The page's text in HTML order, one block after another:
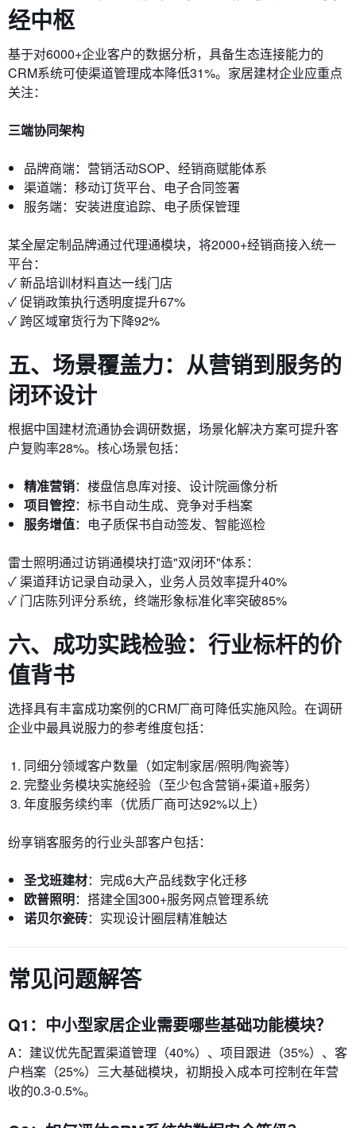
经中枢
基于对6000+企业客户的数据分析，具备生态连接能力的
CRM系统可使渠道管理成本降低31%。家居建材企业应重点
关注：
三端协同架构
品牌商端：营销活动SOP、经销商赋能体系
渠道端：移动订货平台、电子合同签署
服务端：安装进度追踪、电子质保管理
某全屋定制品牌通过代理通模块，将2000+经销商接入统一
平台：
✓ 新品培训材料直达一线门店
✓ 促销政策执行透明度提升67%
✓ 跨区域窜货行为下降92%
五、场景覆盖力：从营销到服务的
闭环设计
根据中国建材流通协会调研数据，场景化解决方案可提升客
户复购率28%。核心场景包括：
精准营销：楼盘信息库对接、设计院画像分析
项目管控：标书自动生成、竞争对手档案
服务增值：电子质保书自动签发、智能巡检
雷士照明通过访销通模块打造"双闭环"体系：
✓ 渠道拜访记录自动录入，业务人员效率提升40%
✓ 门店陈列评分系统，终端形象标准化率突破85%
六、成功实践检验：行业标杆的价
值背书
选择具有丰富成功案例的CRM厂商可降低实施风险。在调研
企业中最具说服力的参考维度包括：
同细分领域客户数量（如定制家居/照明/陶瓷等）
完整业务模块实施经验（至少包含营销+渠道+服务）
年度服务续约率（优质厂商可达92%以上）
纷享销客服务的行业头部客户包括：
圣戈班建材：完成6大产品线数字化迁移
欧普照明：搭建全国300+服务网点管理系统
诺贝尔瓷砖：实现设计圈层精准触达
常见问题解答
Q1：中小型家居企业需要哪些基础功能模块？
A：建议优先配置渠道管理（40%）、项目跟进（35%）、客
户档案（25%）三大基础模块，初期投入成本可控制在年营
收的0.3-0.5%。